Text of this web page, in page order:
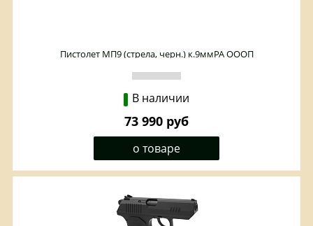
Пистолет МП9 (стрела, черн.) к.9ммРА ОООП
В наличии
73 990 руб
о товаре